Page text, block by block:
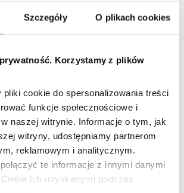
Szczegóły O plikach cookies
Korzystamy z plików
cookie do spersonalizowania treści
funkcje społecznościowe i
naszej witrynie. Informacje o tym, jak
witryny, udostępniamy partnerom
reklamowym i analitycznym.
te informacje z innymi danymi
lub uzyskanymi podczas
torebkę?
skórzaną torebkę, aby jej nie zniszczyć?
sprawią, że czyszczenie skórzanej torebki